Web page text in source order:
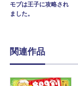
モブは王子に攻略され
ました。
関連作品